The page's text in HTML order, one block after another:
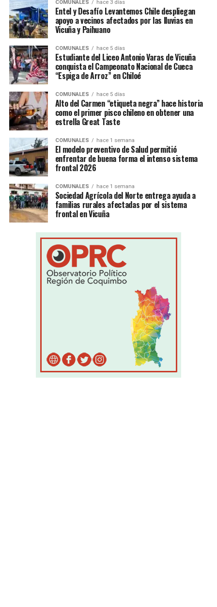
COMUNALES hace 3 días
Entel y Desafío Levantemos Chile despliegan
apoyo a vecinos afectados por las lluvias en
Vicuña y Paihuano
COMUNALES hace 5 días
Estudiante del Liceo Antonio Varas de Vicuña
conquista el Campeonato Nacional de Cueca
“Espiga de Arroz” en Chiloé
COMUNALES hace 5 días
Alto del Carmen “etiqueta negra” hace historia
como el primer pisco chileno en obtener una
estrella Great Taste
COMUNALES hace 1 semana
El modelo preventivo de Salud permitió
enfrentar de buena forma el intenso sistema
frontal 2026
COMUNALES hace 1 semana
Sociedad Agrícola del Norte entrega ayuda a
familias rurales afectadas por el sistema
frontal en Vicuña